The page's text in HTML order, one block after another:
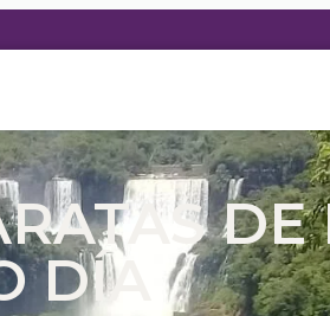
DE
DÍA